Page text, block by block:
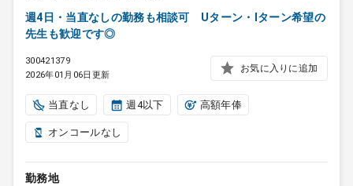
週4日・当直なしの勤務も相談可 Uターン・Iターン希望の
先生も歓迎です◎
300421379
2026年01月06日更新
お気に入りに追加
当直なし 週4以下 高額年俸
オンコールなし
勤務地